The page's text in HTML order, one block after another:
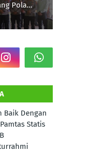
Pola
Baik Dengan
Statis